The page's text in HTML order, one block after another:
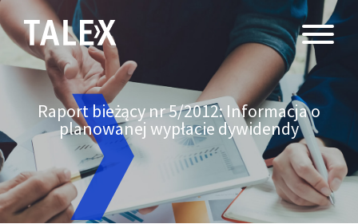
Raport bieżący nr 5/2012: Informacja o
planowanej wypłacie dywidendy